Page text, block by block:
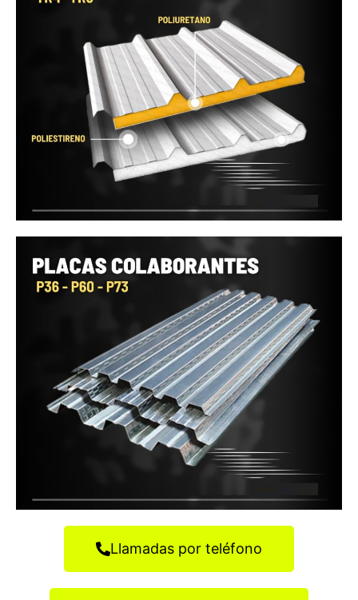
Llamadas por teléfono